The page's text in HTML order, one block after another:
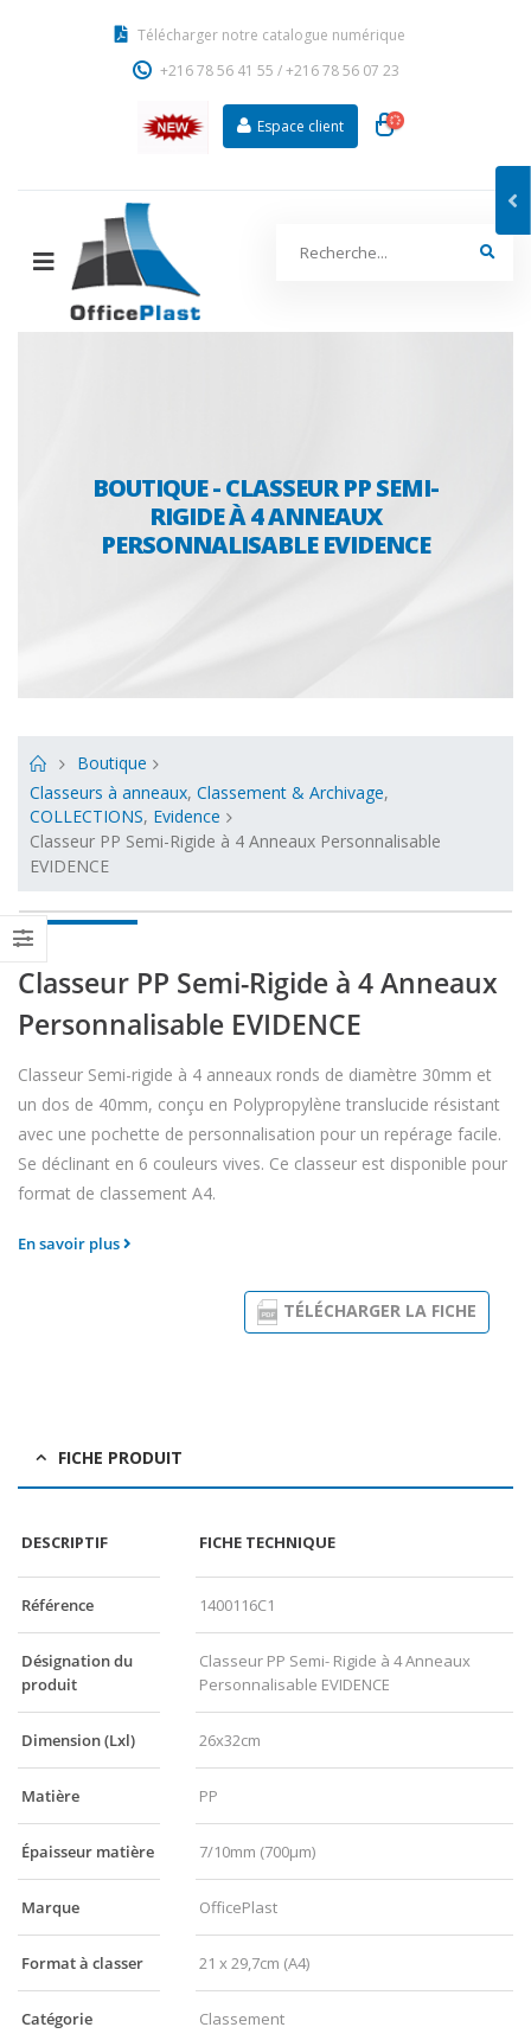
Télécharger notre catalogue numérique
+216 78 56 41 55 /+216 78 56 07 23
Espace client
BOUTIQUE - CLASSEUR PP SEMI-
RIGIDE À 4 ANNEAUX
PERSONNALISABLE EVIDENCE
Boutique
Classeurs à anneaux, Classement & Archivage,
COLLECTIONS, Evidence
Classeur PP Semi-Rigide à 4 Anneaux Personnalisable
EVIDENCE
Classeur PP Semi-Rigide à 4 Anneaux
Personnalisable EVIDENCE
Classeur Semi-rigide à 4 anneaux ronds de diamètre 30mm et
un dos de 40mm, conçu en Polypropylène translucide résistant
avec une pochette de personnalisation pour un repérage facile.
Se déclinant en 6 couleurs vives. Ce classeur est disponible pour
format de classement A4.
TÉLÉCHARGER LA FICHE
En savoir plus
FICHE PRODUIT
DESCRIPTIF FICHE TECHNIQUE
Référence 1400116C1
Désignation du
produit
Classeur PP Semi- Rigide à 4 Anneaux
Personnalisable EVIDENCE
Dimension (Lxl) 26x32cm
Matière PP
Épaisseur matière 7/10mm (700µm)
Marque OfficePlast
Format à classer 21 x 29,7cm (A4)
Catégorie Classement